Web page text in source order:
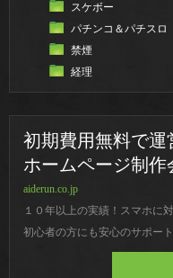
スケボー
パチンコ＆パチスロ
禁煙
経理
初期費用無料で運
ホームページ制作
aiderun.co.jp
１０年以上の実績！スマホに
初心者の方にも安心のサポー